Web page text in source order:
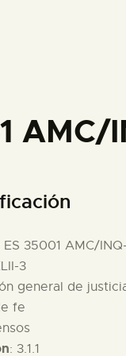
AMC/
ES 35001 AMC/
3
general de
fe
: 3.1.1